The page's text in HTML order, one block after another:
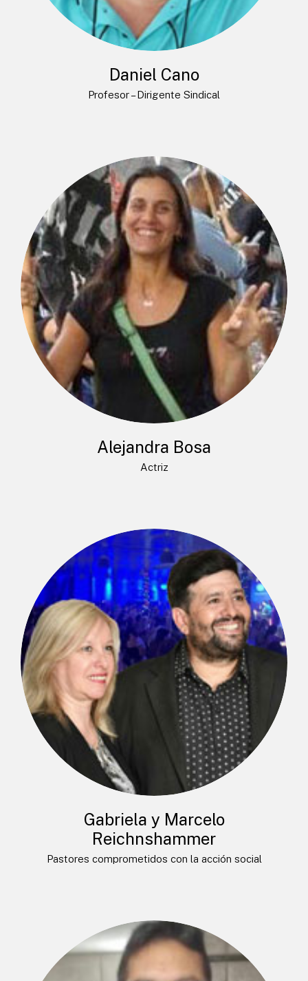
Daniel Cano
Profesor – Dirigente Sindical
Alejandra Bosa
Actriz
Gabriela y Marcelo
Reichnshammer
Pastores comprometidos con la acción social